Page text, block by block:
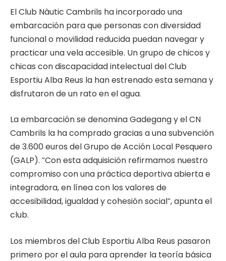
El Club Nàutic Cambrils ha incorporado una
embarcación para que personas con diversidad
funcional o movilidad reducida puedan navegar y
practicar una vela accesible. Un grupo de chicos y
chicas con discapacidad intelectual del Club
Esportiu Alba Reus la han estrenado esta semana y
disfrutaron de un rato en el agua.
La embarcación se denomina Gadegang y el CN
Cambrils la ha comprado gracias a una subvención
de 3.600 euros del Grupo de Acción Local Pesquero
(GALP). “Con esta adquisición refirmamos nuestro
compromiso con una práctica deportiva abierta e
integradora, en línea con los valores de
accesibilidad, igualdad y cohesión social”, apunta el
club.
Los miembros del Club Esportiu Alba Reus pasaron
primero por el aula para aprender la teoría básica